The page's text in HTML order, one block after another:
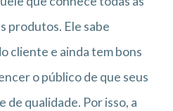
produtos. Ele sabe
cliente e ainda tem bons
o público de que seus
qualidade. Por isso, a